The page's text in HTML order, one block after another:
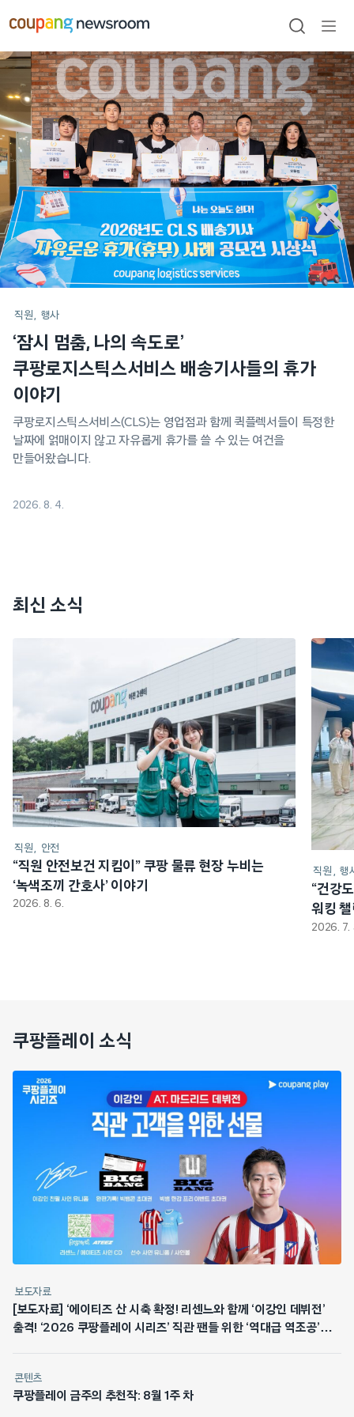
건너뛰기
검색
열기
메인
포스트
직원 행사
‘잠시 멈춤, 나의 속도로’
쿠팡로지스틱스서비스 배송기사들의 휴가
이야기
쿠팡로지스틱스서비스(CLS)는 영업점과 함께 퀵플렉서들이 특정한
날짜에 얽매이지 않고 자유롭게 휴가를 쓸 수 있는 여건을
만들어왔습니다.
2026. 8. 4.
최신 소식
직원 안전
“직원 안전보건 지킴이” 쿠팡 물류 현장 누비는
‘녹색조끼 간호사’ 이야기
2026. 8. 6.
직원 행
“건강
워킹
2026. 7.
쿠팡플레이 소식
보도자료
[보도자료] ‘에이티즈 산 시축 확정! 리센느와 함께 ‘이강인 데뷔전’
출격! ‘2026 쿠팡플레이 시리즈’ 직관 팬들 위한 ‘역대급 역조공’
콘텐츠
쿠팡플레이 금주의 추천작: 8월 1주 차